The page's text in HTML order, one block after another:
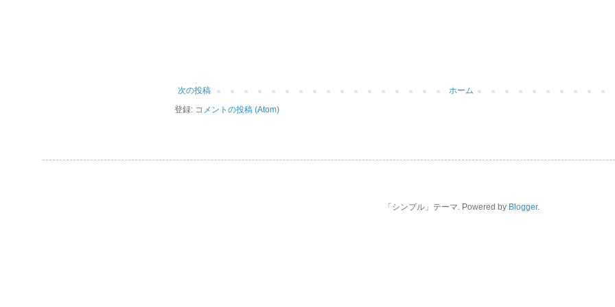
次の投稿
ホーム
登録: コメントの投稿 (Atom)
「シンプル」テーマ. Powered by Blogger.